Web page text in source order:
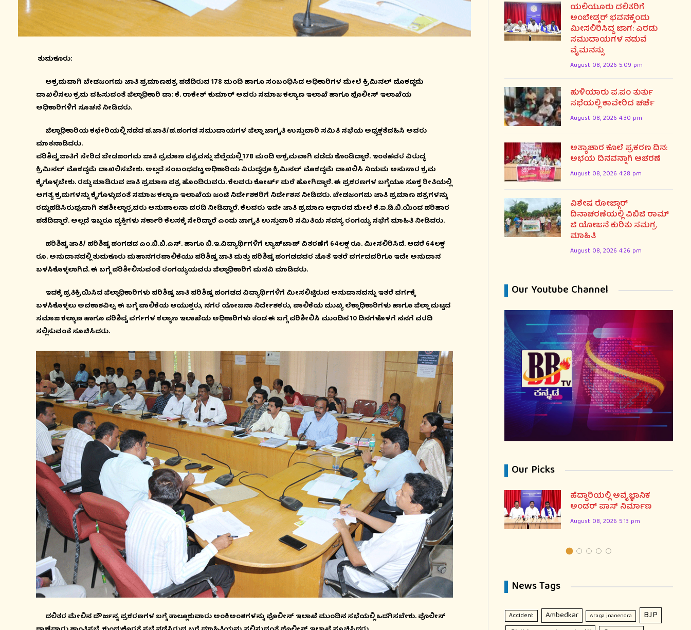
ತುಮಕೂರು:
ಅಕ್ರಮವಾಗಿ ಬೇಡಜಂಗಮ ಜಾತಿ ಪ್ರಮಾಣಪತ್ರ ಪಡೆದಿರುವ 178 ಮಂದಿ ಹಾಗೂ ಸಂಬಂಧಿಸಿದ ಅಧಿಕಾರಿಗಳ ಮೇಲೆ ಕ್ರಿಮಿನಲ್ ಮೊಕದ್ದಮೆ
ದಾಖಲಿಸಲು ಕ್ರಮ ವಹಿಸುವಂತೆ ಜಿಲ್ಲಾಧಿಕಾರಿ ಡಾ: ಕೆ. ರಾಕೇಶ್ ಕುಮಾರ್ ಅವರು ಸಮಾಜ ಕಲ್ಯಾಣ ಇಲಾಖೆ ಹಾಗೂ ಪೊಲೀಸ್ ಇಲಾಖೆಯ
ಅಧಿಕಾರಿಗಳಿಗೆ ಸೂಚನೆ ನೀಡಿದರು.
ಜಿಲ್ಲಾಧಿಕಾರಿಯ ಕಛೇರಿಯಲ್ಲಿ ನಡೆದ ಪ.ಜಾತಿ/ಪ.ಪಂಗಡ ಸಮುದಾಯಗಳ ಜಿಲ್ಲಾ ಜಾಗೃತಿ ಉಸ್ತುವಾರಿ ಸಮಿತಿ ಸಭೆಯ ಅಧ್ಯಕ್ಷತೆವಹಿಸಿ ಅವರು
ಮಾತನಾಡಿದರು.
ಪರಿಶಿಷ್ಟ ಜಾತಿಗೆ ಸೇರಿದ ಬೇಡಜಂಗಮ ಜಾತಿ ಪ್ರಮಾಣ ಪತ್ರವನ್ನು ಜಿಲ್ಲೆಯಲ್ಲಿ 178 ಮಂದಿ ಅಕ್ರಮವಾಗಿ ಪಡೆದು ಕೊಂಡಿದ್ದಾರೆ. ಇಂತಹವರ ವಿರುದ್ಧ
ಕ್ರಿಮಿನಲ್ ಮೊಕದ್ದಮೆ ದಾಖಲಿಸಬೇಕು. ಅಲ್ಲದೆ ಸಂಬಂಧಪಟ್ಟ ಅಧಿಕಾರಿಯ ವಿರುದ್ಧವೂ ಕ್ರಿಮಿನಲ್ ಮೊಕದ್ದಮೆ ದಾಖಲಿಸಿ ನಿಯಮ ಅನುಸಾರ ಕ್ರಮ
ಕೈಗೊಳ್ಳಬೇಕು. ರದ್ದು ಮಾಡಿರುವ ಜಾತಿ ಪ್ರಮಾಣ ಪತ್ರ ಹೊಂದಿರುವರು. ಕೆಲವರು ಕೋರ್ಟ್ ಮರೆ ಹೋಗಿದ್ದಾರೆ. ಈ ಪ್ರಕರಣಗಳ ಬಗ್ಗೆಯೂ ಸೂಕ್ತ ರೀತಿಯಲ್ಲಿ
ಅಗತ್ಯ ಕ್ರಮಗಳನ್ನು ಕೈಗೊಳ್ಳುವಂತೆ ಸಮಾಜ ಕಲ್ಯಾಣ ಇಲಾಖೆಯ ಜಂಟಿ ನಿರ್ದೇಶಕರಿಗೆ ನಿರ್ದೇಶನ ನೀಡಿದರು. ಬೇಡಜಂಗಮ ಜಾತಿ ಪ್ರಮಾಣ ಪತ್ರಗಳನ್ನು
ರದ್ದುಪಡಿಸಿರುವುದಾಗಿ ತಹಶೀಲ್ದಾರ್‍ರವರು ಅನುಪಾಲನಾ ವರದಿ ನೀಡಿದ್ದಾರೆ. ಕೆಲವರು ಇದೇ ಜಾತಿ ಪ್ರಮಾಣ ಆಧಾರದ ಮೇಲೆ ಕೆ.ಐ.ಡಿ.ಬಿ.ಯಿಂದ ಪರಿಹಾರ
ಪಡೆದಿದ್ದಾರೆ. ಅಲ್ಲದೆ ಇಬ್ಬರೂ ವ್ಯಕ್ತಿಗಳು ಸರ್ಕಾರಿ ಕೆಲಸಕ್ಕೆ ಸೇರಿದ್ದಾರೆ ಎಂದು ಜಾಗೃತಿ ಉಸ್ತುವಾರಿ ಸಮಿತಿಯ ಸದಸ್ಯ ರಂಗಯ್ಯ ಸಭೆಗೆ ಮಾಹಿತಿ ನೀಡಿದರು.
ಪರಿಶಿಷ್ಟ ಜಾತಿ/ ಪರಿಶಿಷ್ಟ ಪಂಗಡದ ಎಂ.ಬಿ.ಬಿ.ಎಸ್. ಹಾಗೂ ಬಿ.ಇ.ವಿದ್ಯಾರ್ಥಿಗಳಿಗೆ ಲ್ಯಾಪ್‍ಟಾಪ್ ವಿತರಣೆಗೆ 64ಲಕ್ಷ ರೂ. ಮೀಸಲಿರಿಸಿದೆ. ಆದರೆ 64ಲಕ್ಷ
ರೂ. ಅನುದಾನದಲ್ಲಿ ತುಮಕೂರು ಮಹಾನಗರಪಾಲಿಕೆಯು ಪರಿಶಿಷ್ಟ ಜಾತಿ ಮತ್ತು ಪರಿಶಿಷ್ಟ ಪಂಗಡದವರ ಜೊತೆ ಇತರೆ ವರ್ಗದವರಿಗೂ ಇದೇ ಅನುದಾನ
ಬಳಸಿಕೊಳ್ಳಲಾಗಿದೆ. ಈ ಬಗ್ಗೆ ಪರಿಶೀಲಿಸುವಂತೆ ರಂಗಯ್ಯಯವರು ಜಿಲ್ಲಾಧಿಕಾರಿಗೆ ಮನವಿ ಮಾಡಿದರು.
ಇದಕ್ಕೆ ಪ್ರತಿಕ್ರಿಯಿಸಿದ ಜಿಲ್ಲಾಧಿಕಾರಿಗಳು ಪರಿಶಿಷ್ಟ ಜಾತಿ ಪರಿಶಿಷ್ಟ ಪಂಗಡದ ವಿದ್ಯಾರ್ಥಿಗಳಿಗೆ ಮೀಸಲಿಟ್ಟಿರುವ ಅನುದಾನವನ್ನು ಇತರೆ ವರ್ಗಕ್ಕೆ
ಬಳಸಿಕೊಳ್ಳಲು ಅವಕಾಶವಿಲ್ಲ. ಈ ಬಗ್ಗೆ ಪಾಲಿಕೆಯ ಆಯುಕ್ತರು, ನಗರ ಯೋಜನಾ ನಿರ್ದೇಶಕರು, ಪಾಲಿಕೆಯ ಮುಖ್ಯ ಲೆಕ್ಕಾಧಿಕಾರಿಗಳು ಹಾಗೂ ಜಿಲ್ಲಾ ಮಟ್ಟದ
ಸಮಾಜ ಕಲ್ಯಾಣ ಹಾಗೂ ಪರಿಶಿಷ್ಟ ವರ್ಗಗಳ ಕಲ್ಯಾಣ ಇಲಾಖೆಯ ಅಧಿಕಾರಿಗಳು ತಂಡ ಈ ಬಗ್ಗೆ ಪರಿಶೀಲಿಸಿ ಮುಂದಿನ 10 ದಿನಗಳೊಳಗೆ ನನಗೆ ವರದಿ
ಸಲ್ಲಿಸುವಂತೆ ಸೂಚಿಸಿದರು.
ದಲಿತರ ಮೇಲಿನ ದೌರ್ಜನ್ಯ ಪ್ರಕರಣಗಳ ಬಗ್ಗೆ ತಾಲ್ಲೂಕುವಾರು ಅಂಕಿಅಂಶಗಳನ್ನು ಪೊಲೀಸ್ ಇಲಾಖೆ ಮುಂದಿನ ಸಭೆಯಲ್ಲಿ ಒದಗಿಸಬೇಕು. ಪೊಲೀಸ್
ಯಲಿಯೂರು ದಲಿತರಿಗೆ
ಅಂಬೇಡ್ಕರ್ ಭವನಕ್ಕೆಂದು
ಮೀಸಲಿರಿಸಿದ್ದ ಜಾಗ: ಎರಡು
ಸಮುದಾಯಗಳ ನಡುವೆ
ವೈಮನಸ್ಸು
August 08, 2026 5:09 pm
ಹುಳಿಯಾರು ಪ.ಪಂ ತುರ್ತು
ಸಭೆಯಲ್ಲಿ ಕಾವೇರಿದ ಚರ್ಚೆ
August 08, 2026 4:30 pm
ಅತ್ಯಾಚಾರ ಕೊಲೆ ಪ್ರಕರಣ ದಿನ:
ಅಭಯ ದಿನವನ್ನಾಗಿ ಆಚರಣೆ
August 08, 2026 4:28 pm
ವಿಶೇಷ ರೋಜ್ಗಾರ್
ದಿನಾಚರಣೆಯಲ್ಲಿ ವಿಬಿಜಿ ರಾಮ್
ಜಿ ಯೋಜನೆ ಕುರಿತು ಸಮಗ್ರ
ಮಾಹಿತಿ
August 08, 2026 4:26 pm
Our Youtube Channel
Our Picks
ಅತ್ಯಾಚಾರ ಕೊಲೆ ಪ್ರಕರಣ ದಿನ:
ಅಭಯ ದಿನವನ್ನಾಗಿ ಆಚರಣೆ
August 08, 2026 4:28 pm
ಹೆದ್ದಾರಿಯಲ್ಲಿ ಅವೈಜ್ಞಾನಿಕ
ಅಂಡರ್ ಪಾಸ್ ನಿರ್ಮಾಣ
August 08, 2026 5:13 pm
News Tags
Accident Ambedkar Araga jnanendra BJP